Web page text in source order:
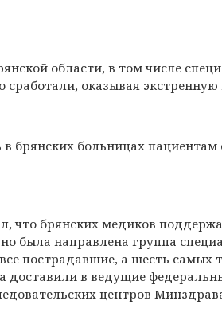
области, в том числе
сработали, оказывая
брянских больницах
что брянских медиков
была направлена группа
пострадавшие, а шесть
доставили в ведущие
центров